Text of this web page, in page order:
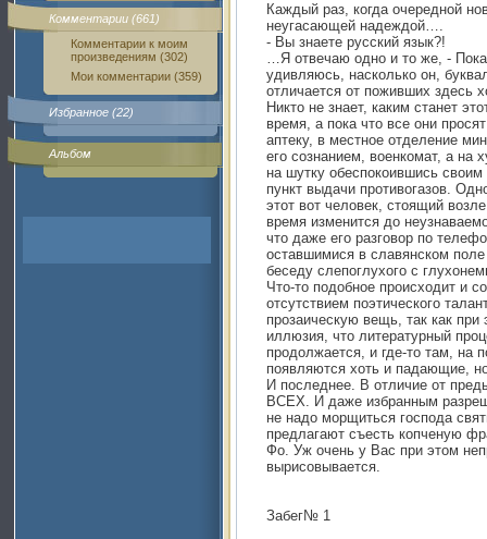
Комментарии (661)
Комментарии к моим
произведениям (302)
Мои комментарии (359)
Избранное (22)
Альбом
Каждый раз, когда очередной
неугасающей надеждой….
- Вы знаете русский язык?!
…Я отвечаю одно и то же, -
удивляюсь, насколько он,
отличается от поживших здесь
Никто не знает, каким станет
время, а пока что все они
аптеку, в местное отделение
его сознанием, военкомат, а на
на шутку обеспокоившись
пункт выдачи противогазов.
этот вот человек, стоящий
время изменится до
что даже его разговор по
оставшимися в славянском
беседу слепоглухого с
Что-то подобное происходит и
отсутствием поэтического
прозаическую вещь, так как
иллюзия, что литературный
продолжается, и где-то там, на
появляются хоть и падающие,
И последнее. В отличие от
ВСЕХ. И даже избранным
не надо морщиться господа
предлагают съесть копченую
Фо. Уж очень у Вас при этом
вырисовывается.
Забег№ 1